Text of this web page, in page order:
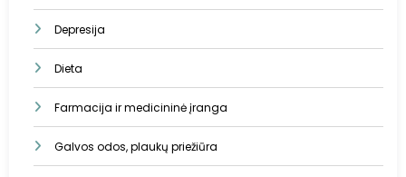
Depresija
Dieta
Farmacija ir medicininė įranga
Galvos odos, plaukų priežiūra